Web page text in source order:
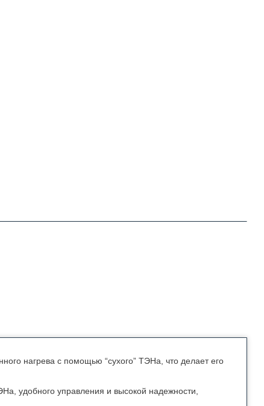
нагрева с помощью “сухого” ТЭНа, что делает его
удобного управления и высокой надежности,